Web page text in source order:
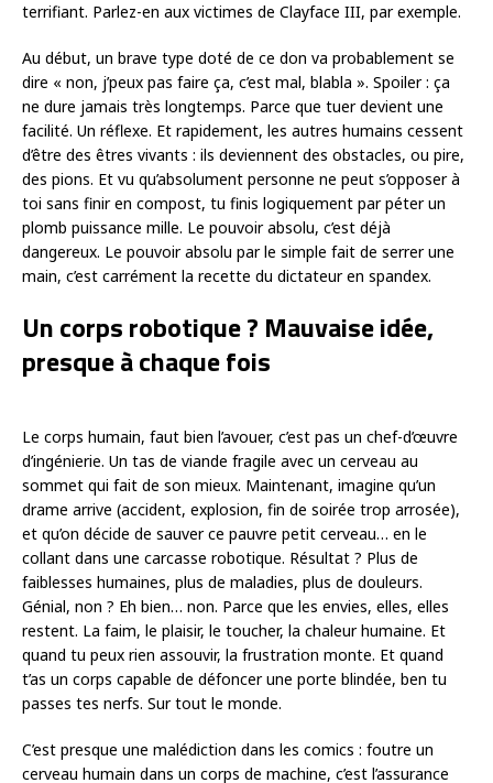
terrifiant. Parlez-en aux victimes de Clayface III, par exemple.
Au début, un brave type doté de ce don va probablement se
dire « non, j’peux pas faire ça, c’est mal, blabla ». Spoiler : ça
ne dure jamais très longtemps. Parce que tuer devient une
facilité. Un réflexe. Et rapidement, les autres humains cessent
d’être des êtres vivants : ils deviennent des obstacles, ou pire,
des pions. Et vu qu’absolument personne ne peut s’opposer à
toi sans finir en compost, tu finis logiquement par péter un
plomb puissance mille. Le pouvoir absolu, c’est déjà
dangereux. Le pouvoir absolu par le simple fait de serrer une
main, c’est carrément la recette du dictateur en spandex.
Un corps robotique ? Mauvaise idée,
presque à chaque fois
Le corps humain, faut bien l’avouer, c’est pas un chef-d’œuvre
d’ingénierie. Un tas de viande fragile avec un cerveau au
sommet qui fait de son mieux. Maintenant, imagine qu’un
drame arrive (accident, explosion, fin de soirée trop arrosée),
et qu’on décide de sauver ce pauvre petit cerveau… en le
collant dans une carcasse robotique. Résultat ? Plus de
faiblesses humaines, plus de maladies, plus de douleurs.
Génial, non ? Eh bien… non. Parce que les envies, elles, elles
restent. La faim, le plaisir, le toucher, la chaleur humaine. Et
quand tu peux rien assouvir, la frustration monte. Et quand
t’as un corps capable de défoncer une porte blindée, ben tu
passes tes nerfs. Sur tout le monde.
C’est presque une malédiction dans les comics : foutre un
cerveau humain dans un corps de machine, c’est l’assurance